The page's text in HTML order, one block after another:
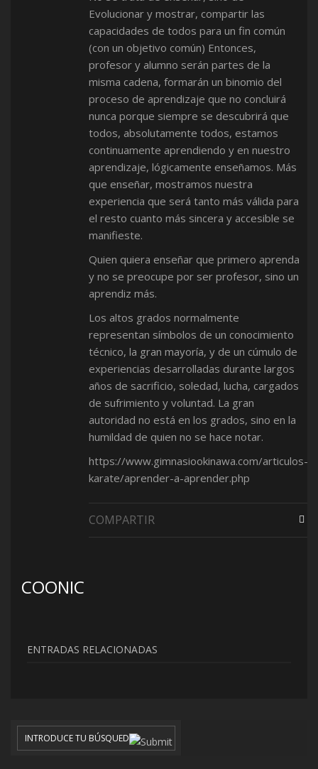
Evolucionar y mostrar, compartir las
capacidades de todos para un fin común
(con un objetivo común) Entonces,
profesor y alumno serán partes de la
misma cadena, formarán un binomio del
proceso de aprendizaje que no concluirá
nunca porque siempre se descubrirá que
todos, absolutamente todos, estamos
continuamente aprendiendo y en nuestro
aprendizaje, lógicamente enseñamos. Más
que enseñar, mostramos nuestra
experiencia que será tanto más válida para
el resto cuanto más sincera y accesible se
manifieste.
Quien quiera enseñar que primero aprenda
y no se preocupe por ser profesor, sino un
aprendiz más.
Los altos grados normalmente
representan símbolos de un conocimiento
técnico, la gran mayoría, y de un cúmulo de
experiencias desarrolladas durante largos
años de sacrificio, soledad, lucha, cargados
de sufrimiento y voluntad. La gran
autoridad no está en los grados, sino en la
humildad de quien no se hace notar.
https://www.gimnasiookinawa.com/articulos-
karate/aprender-a-aprender.php
COMPARTIR
COONIC
ENTRADAS RELACIONADAS